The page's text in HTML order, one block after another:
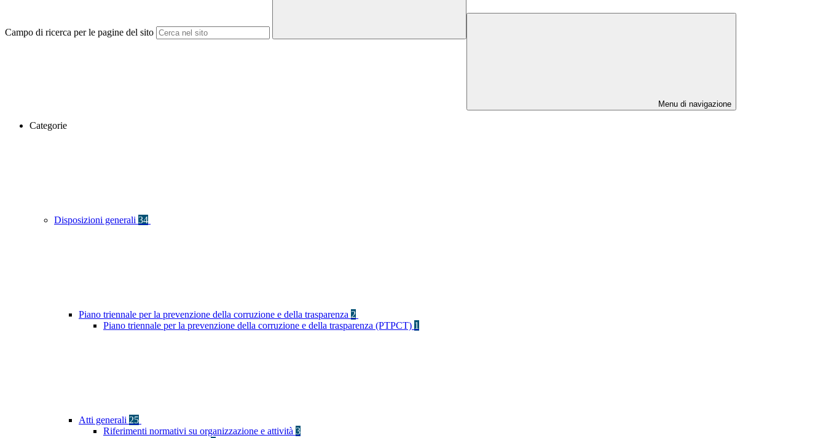
Campo di ricerca per le pagine del sito
Menu di navigazione
Categorie
Disposizioni generali 34
Piano triennale per la prevenzione della corruzione e della trasparenza 2
Piano triennale per la prevenzione della corruzione e della trasparenza (PTPCT) 1
Atti generali 25
Riferimenti normativi su organizzazione e attività 3